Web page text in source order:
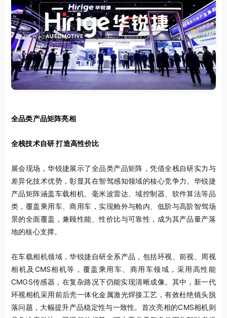
全品类产品矩阵亮相
全栈技术自研 打造高性价比
展会现场，华锐捷展示了全品类产品矩阵，凭借全栈自研实力与
差异化技术优势，彰显其在智驾感知领域的核心竞争力。华锐捷
产品矩阵涵盖车载相机、毫米波雷达、域控制器、软件算法等品
类，覆盖乘用车、商用车，实现舱外与舱内、低阶与高阶智驾场
景的全面覆盖，兼顾性能、性价比与可靠性，成为其产品量产落
地的核心支撑。
在车载相机领域，华锐捷自研全系产品，包括环视、前视、周视
相机及CMS相机等，覆盖乘用车、商用车领域，采用高性能
CMOS传感器，在复杂路况下仍能实现清晰成像。其中，新一代
环视相机采用前后壳一体化金属激光焊接工艺，有效杜绝镜头脱
落问题，大幅提升产品稳定性与一致性。首次亮相的CMS相机则